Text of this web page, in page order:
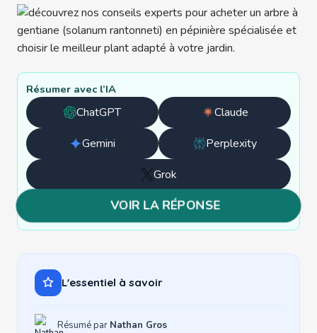
Résumer avec l’IA
ChatGPT
Ouvrir
avec
Claude
Ouvrir
avec
Claude
Gemini
Ouvrir
Gemini
Perplexity
Ouvrir
Perplexity
Grok
Ouvrir
avec
VOIR LA RÉPONSE
L'essentiel à savoir
Résumé par Nathan Gros